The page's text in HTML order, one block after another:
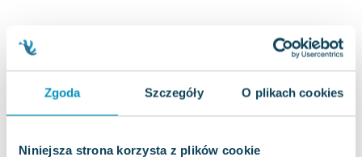
Zgoda Szczegóły O plikach cookies
Niniejsza strona korzysta z plików cookie
Aleksander Puszkin
Oscar Wilde
Małgorzata Ohme
Maddie Ziegler